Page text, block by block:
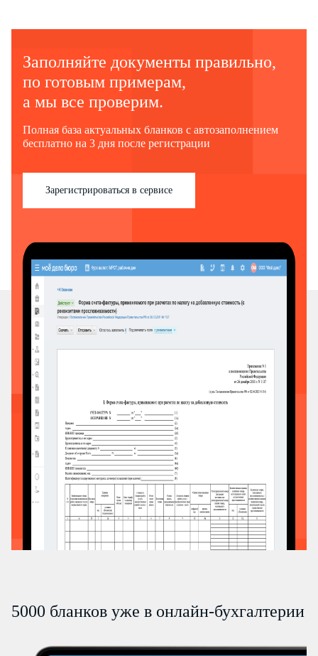
Заполняйте документы правильно,
по готовым примерам,
а мы все проверим.
Полная база актуальных бланков с автозаполнением
бесплатно на 3 дня после регистрации
Зарегистрироваться в сервисе
5000 бланков уже в онлайн-бухгалтерии